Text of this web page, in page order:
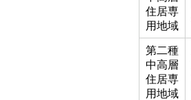
住居専
用地域
第二種
中高層
住居専
用地域